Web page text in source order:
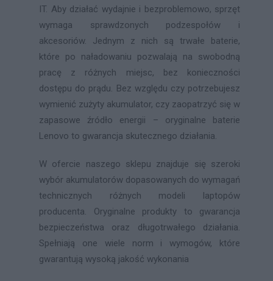
IT. Aby działać wydajnie i bezproblemowo, sprzęt
wymaga sprawdzonych podzespołów i
akcesoriów. Jednym z nich są trwałe baterie,
które po naładowaniu pozwalają na swobodną
pracę z różnych miejsc, bez konieczności
dostępu do prądu. Bez względu czy potrzebujesz
wymienić zużyty akumulator, czy zaopatrzyć się w
zapasowe źródło energii – oryginalne baterie
Lenovo to gwarancja skutecznego działania.
W ofercie naszego sklepu znajduje się szeroki
wybór akumulatorów dopasowanych do wymagań
technicznych różnych modeli laptopów
producenta. Oryginalne produkty to gwarancja
bezpieczeństwa oraz długotrwałego działania.
Spełniają one wiele norm i wymogów, które
gwarantują wysoką jakość wykonania